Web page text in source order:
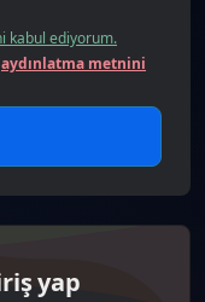
kabul ediyorum.
aydınlatma metnini
yap